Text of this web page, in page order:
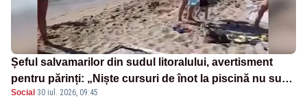
Șeful salvamarilor din sudul litoralului, avertisment
pentru părinți: „Niște cursuri de înot la piscină nu sunt
suficiente”
Social·30 iul. 2026, 09:45